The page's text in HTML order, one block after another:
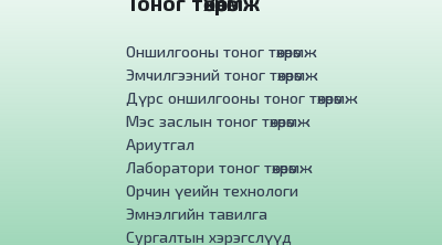
Оншилгооны тоног төхөөрөмж
Эмчилгээний тоног төхөөрөмж
Дүрс оншилгооны тоног төхөөрөмж
Мэс заслын тоног төхөөрөмж
Ариутгал
Лаборатори тоног төхөөрөмж
Орчин үеийн технологи
Эмнэлгийн тавилга
Сургалтын хэрэгслүүд